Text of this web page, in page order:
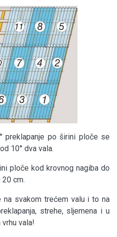
preklapanje po širini ploče se
10° dva vala.
ploče kod krovnog nagiba do
20 cm.
na svakom trećem valu i to na
strehe, sljemena i u
vala!